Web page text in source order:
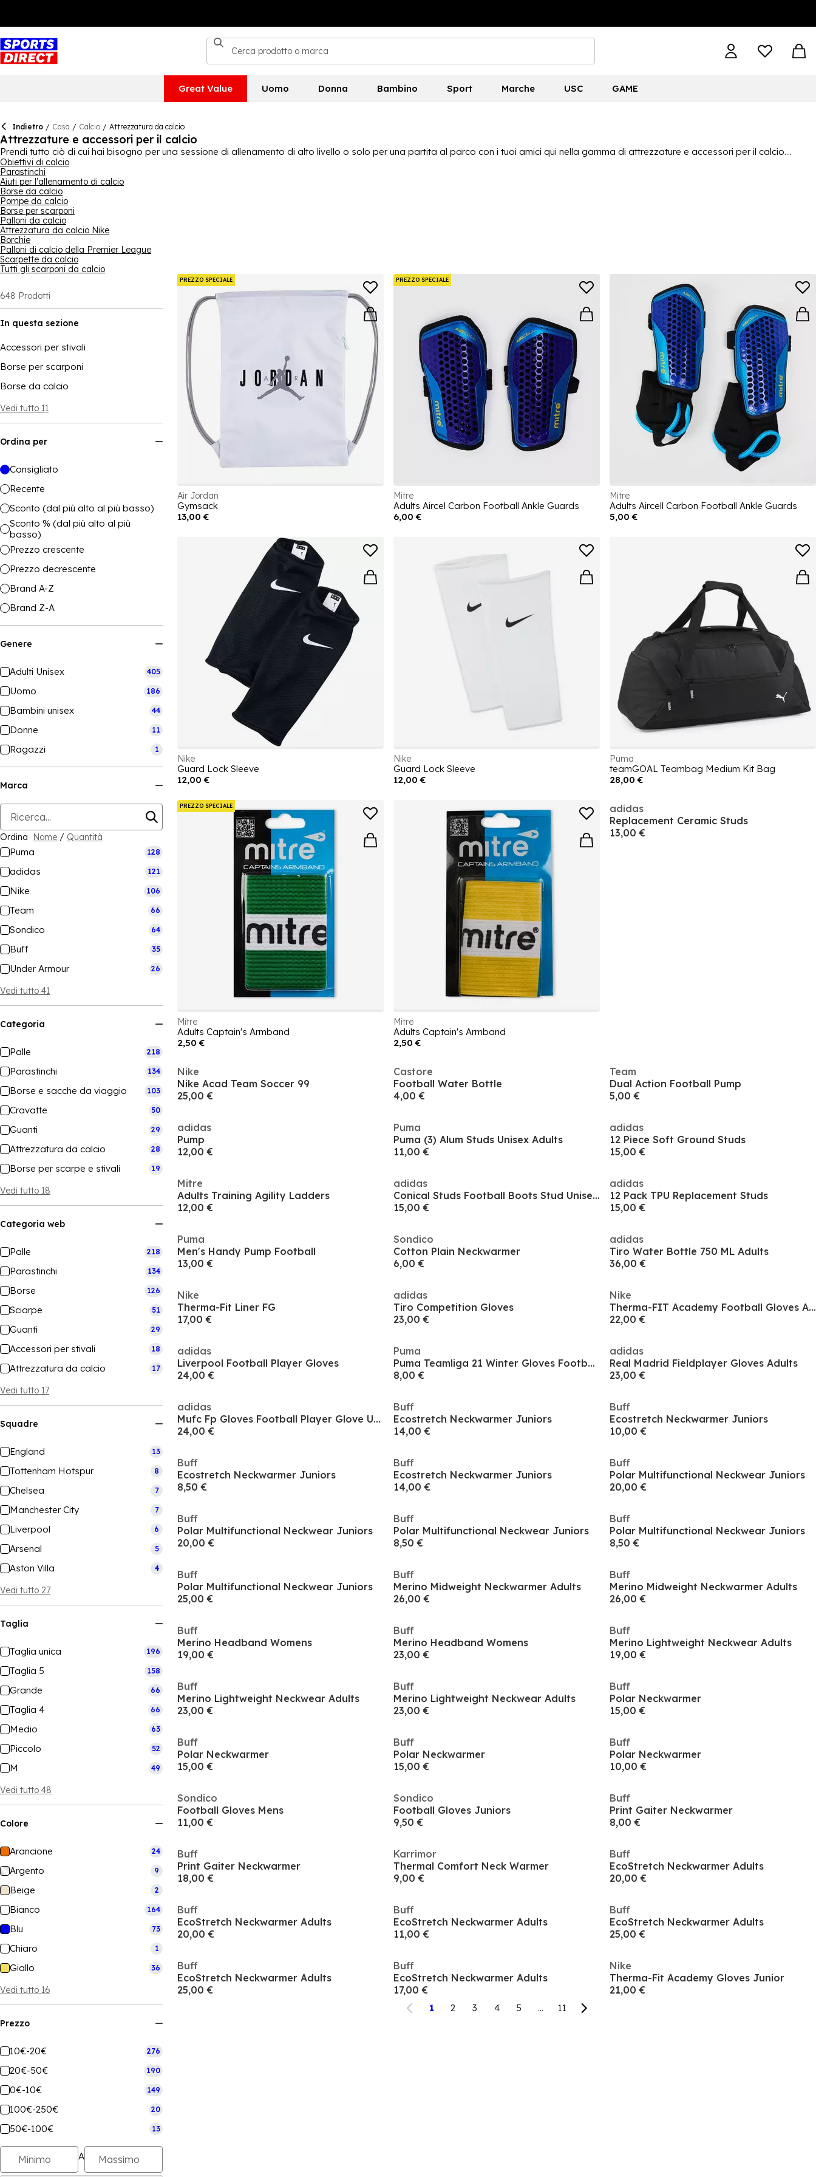
Great Value Uomo Donna Bambino Sport Marche USC GAME
Indietro / Casa / Calcio / Attrezzatura da calcio
Attrezzature e accessori per il calcio
Prendi tutto ciò di cui hai bisogno per una sessione di allenamento di alto livello o solo per una partita al parco con i tuoi amici qui nella gamma di attrezzature e accessori per il calcio.
Questo è il posto migliore per ottenere l'equipaggiamento per portare il tuo gioco al livello successivo, con una grande selezione disponibile tra cui parastinchi, coni di allenamento, borse
per scarpe, pettorine da allenamento, obiettivi da calcio e pompe per palloni, oltre a molto altro. Tutto dalle migliori marche nel calcio come Nike, adidas e Sondico, puoi giocare sapendo
di avere un kit fatto con grande competenza e qualità.
Obiettivi di calcio
Parastinchi
Aiuti per l'allenamento di calcio
Borse da calcio
Pompe da calcio
Borse per scarponi
Palloni da calcio
Attrezzatura da calcio Nike
Borchie
Palloni di calcio della Premier League
Scarpette da calcio
Tutti gli scarponi da calcio
648 Prodotti
In questa sezione
Accessori per stivali
Borse per scarponi
Borse da calcio
Vedi tutto 11
Ordina per
Consigliato
Recente
Sconto (dal più alto al più basso)
Sconto % (dal più alto al più
basso)
Prezzo crescente
Prezzo decrescente
Brand A-Z
Brand Z-A
Genere
Adulti Unisex 405
Uomo 186
Bambini unisex 44
Donne 11
Ragazzi 1
Marca
Ordina Nome / Quantità
Puma 128
adidas 121
Nike 106
Team 66
Sondico 64
Buff 35
Under Armour 26
Vedi tutto 41
Categoria
Palle 218
Parastinchi 134
Borse e sacche da viaggio 103
Cravatte 50
Guanti 29
Attrezzatura da calcio 28
Borse per scarpe e stivali 19
Vedi tutto 18
Categoria web
Palle 218
Parastinchi 134
Borse 126
Sciarpe 51
Guanti 29
Accessori per stivali 18
Attrezzatura da calcio 17
Vedi tutto 17
Squadre
England 13
Tottenham Hotspur 8
Chelsea 7
Manchester City 7
Liverpool 6
Arsenal 5
Aston Villa 4
Vedi tutto 27
Taglia
Taglia unica 196
Taglia 5 158
Grande 66
Taglia 4 66
Medio 63
Piccolo 52
M 49
Vedi tutto 48
Colore
Arancione 24
Argento 9
Beige 2
Bianco 164
Blu 73
Chiaro 1
Giallo 36
Vedi tutto 16
Prezzo
10€-20€ 276
20€-50€ 190
0€-10€ 149
100€-250€ 20
50€-100€ 13
A
PREZZO SPECIALE
Air Jordan
Gymsack
13,00 €
PREZZO SPECIALE
Mitre
Adults Aircel Carbon Football Ankle Guards
6,00 €
Mitre
Adults Aircell Carbon Football Ankle Guards
5,00 €
Nike
Guard Lock Sleeve
12,00 €
Nike
Guard Lock Sleeve
12,00 €
Puma
teamGOAL Teambag Medium Kit Bag
28,00 €
PREZZO SPECIALE
Mitre
Adults Captain's Armband
2,50 €
Mitre
Adults Captain's Armband
2,50 €
adidas
Replacement Ceramic Studs
13,00 €
Nike
Nike Acad Team Soccer 99
25,00 €
Castore
Football Water Bottle
4,00 €
Team
Dual Action Football Pump
5,00 €
adidas
Pump
12,00 €
Puma
Puma (3) Alum Studs Unisex Adults
11,00 €
adidas
12 Piece Soft Ground Studs
15,00 €
Mitre
Adults Training Agility Ladders
12,00 €
adidas
Conical Studs Football Boots Stud Unisex Adults
15,00 €
adidas
12 Pack TPU Replacement Studs
15,00 €
Puma
Men's Handy Pump Football
13,00 €
Sondico
Cotton Plain Neckwarmer
6,00 €
adidas
Tiro Water Bottle 750 ML Adults
36,00 €
Nike
Therma-Fit Liner FG
17,00 €
adidas
Tiro Competition Gloves
23,00 €
Nike
Therma-FIT Academy Football Gloves Adults
22,00 €
adidas
Liverpool Football Player Gloves
24,00 €
Puma
Puma Teamliga 21 Winter Gloves Football Player Glove Mens
8,00 €
adidas
Real Madrid Fieldplayer Gloves Adults
23,00 €
adidas
Mufc Fp Gloves Football Player Glove Unisex Adults
24,00 €
Buff
Ecostretch Neckwarmer Juniors
14,00 €
Buff
Ecostretch Neckwarmer Juniors
10,00 €
Buff
Ecostretch Neckwarmer Juniors
8,50 €
Buff
Ecostretch Neckwarmer Juniors
14,00 €
Buff
Polar Multifunctional Neckwear Juniors
20,00 €
Buff
Polar Multifunctional Neckwear Juniors
20,00 €
Buff
Polar Multifunctional Neckwear Juniors
8,50 €
Buff
Polar Multifunctional Neckwear Juniors
8,50 €
Buff
Polar Multifunctional Neckwear Juniors
25,00 €
Buff
Merino Midweight Neckwarmer Adults
26,00 €
Buff
Merino Midweight Neckwarmer Adults
26,00 €
Buff
Merino Headband Womens
19,00 €
Buff
Merino Headband Womens
23,00 €
Buff
Merino Lightweight Neckwear Adults
19,00 €
Buff
Merino Lightweight Neckwear Adults
23,00 €
Buff
Merino Lightweight Neckwear Adults
23,00 €
Buff
Polar Neckwarmer
15,00 €
Buff
Polar Neckwarmer
15,00 €
Buff
Polar Neckwarmer
15,00 €
Buff
Polar Neckwarmer
10,00 €
Sondico
Football Gloves Mens
11,00 €
Sondico
Football Gloves Juniors
9,50 €
Buff
Print Gaiter Neckwarmer
8,00 €
Buff
Print Gaiter Neckwarmer
18,00 €
Karrimor
Thermal Comfort Neck Warmer
9,00 €
Buff
EcoStretch Neckwarmer Adults
20,00 €
Buff
EcoStretch Neckwarmer Adults
20,00 €
Buff
EcoStretch Neckwarmer Adults
11,00 €
Buff
EcoStretch Neckwarmer Adults
25,00 €
Buff
EcoStretch Neckwarmer Adults
25,00 €
Buff
EcoStretch Neckwarmer Adults
17,00 €
Nike
Therma-Fit Academy Gloves Junior
21,00 €
1 2 3 4 5 ... 11